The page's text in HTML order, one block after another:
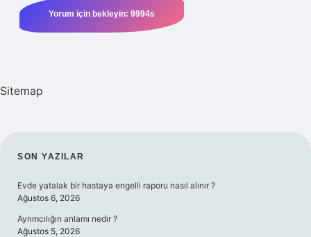
Sitemap
SIDEBAR
SON YAZILAR
Evde yatalak bir hastaya engelli raporu nasıl alınır ?
Ağustos 6, 2026
Ayrımcılığın anlamı nedir ?
Ağustos 5, 2026